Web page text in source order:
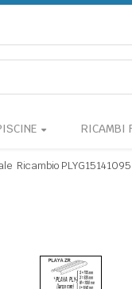
RICAMBI
 Ricambio PLYG15141095